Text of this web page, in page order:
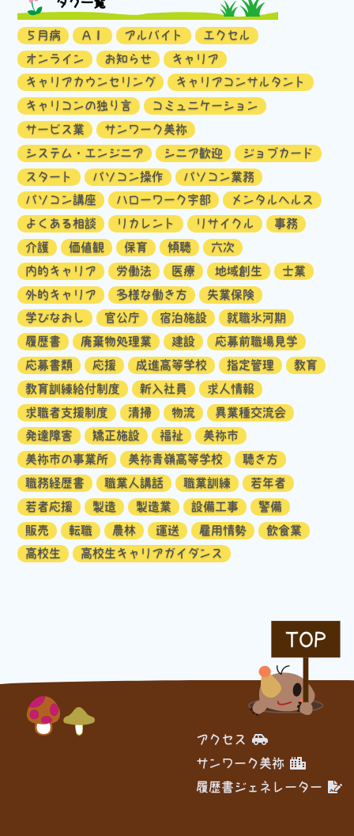
５月病 ＡＩ アルバイト
エクセル
オンライン
お知らせ
キャリア
キャリアカウンセリング
キャリアコンサルタント
キャリコンの独り言
コミュニケーション
サービス業
サンワーク美祢
システム・エンジニア
シニア歓迎
ジョブカード
スタート
パソコン操作
パソコン業務
パソコン講座
ハローワーク宇部
メンタルヘルス
よくある相談
リカレント リサイクル
事務
介護
価値観 保育 傾聴
六次
内的キャリア
労働法 医療 地域創生
士業
外的キャリア
多様な働き方
失業保険
学びなおし
官公庁 宿泊施設
就職氷河期
履歴書
廃棄物処理業 建設
応募前職場見学
応募書類
応援 成進高等学校 指定管理
教育
教育訓練給付制度
新入社員
求人情報
求職者支援制度
清掃 物流
異業種交流会
発達障害
矯正施設 福祉
美祢市
美祢市の事業所
美祢青嶺高等学校
聴き方
職務経歴書
職業人講話 職業訓練
若年者
若者応援
製造 製造業 設備工事
警備
販売
転職 農林 運送 雇用情勢
飲食業
高校生
高校生キャリアガイダンス
TOP
アクセス
サンワーク美祢
履歴書ジェネレーター